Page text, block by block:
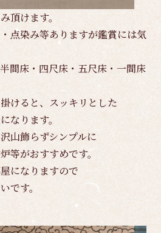
頂けます。
点染み等ありますが鑑賞には気
間床・四尺床・五尺床・一間床
けると、スッキリとした
なります。
山飾らずシンプルに
等がおすすめです。
になりますので
です。